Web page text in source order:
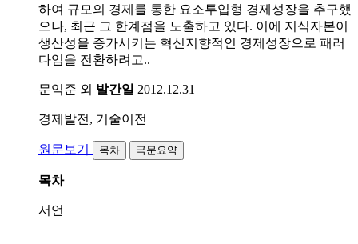
하여 규모의 경제를 통한 요소투입형 경제성장을 추구했
으나, 최근 그 한계점을 노출하고 있다. 이에 지식자본이
생산성을 증가시키는 혁신지향적인 경제성장으로 패러
다임을 전환하려고..
문익준 외 발간일 2012.12.31
경제발전, 기술이전
원문보기 목차 국문요약
목차
서언